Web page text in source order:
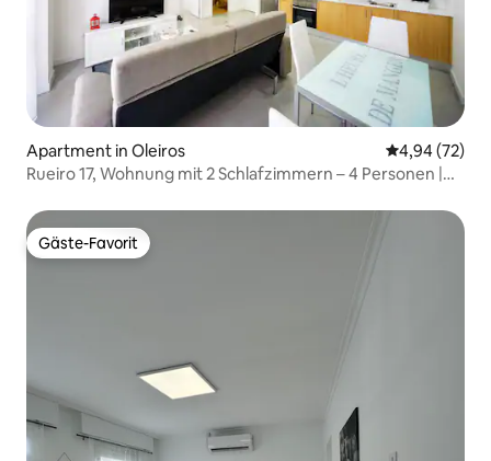
Apartment in Oleiros
4,94 (72)
Rueiro 17, Wohnung mit 2 Schlafzimmern – 4 Personen |
Gäste-Favorit
Gäste-Favorit